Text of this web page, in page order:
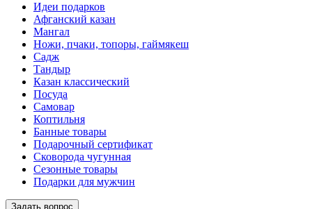
Идеи подарков
Афганский казан
Мангал
Ножи, пчаки, топоры, гаймякеш
Садж
Тандыр
Казан классический
Посуда
Самовар
Коптильня
Банные товары
Подарочный сертификат
Сковорода чугунная
Сезонные товары
Подарки для мужчин
Задать вопрос